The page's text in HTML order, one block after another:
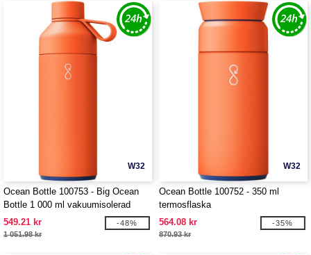
W32
Ocean Bottle 100753 - Big Ocean
Bottle 1 000 ml vakuumisolerad
vattenflaska
549.21 kr
1 051.98 kr
-48%
W32
Ocean Bottle 100752 - 350 ml
termosflaska
564.08 kr
870.93 kr
-35%